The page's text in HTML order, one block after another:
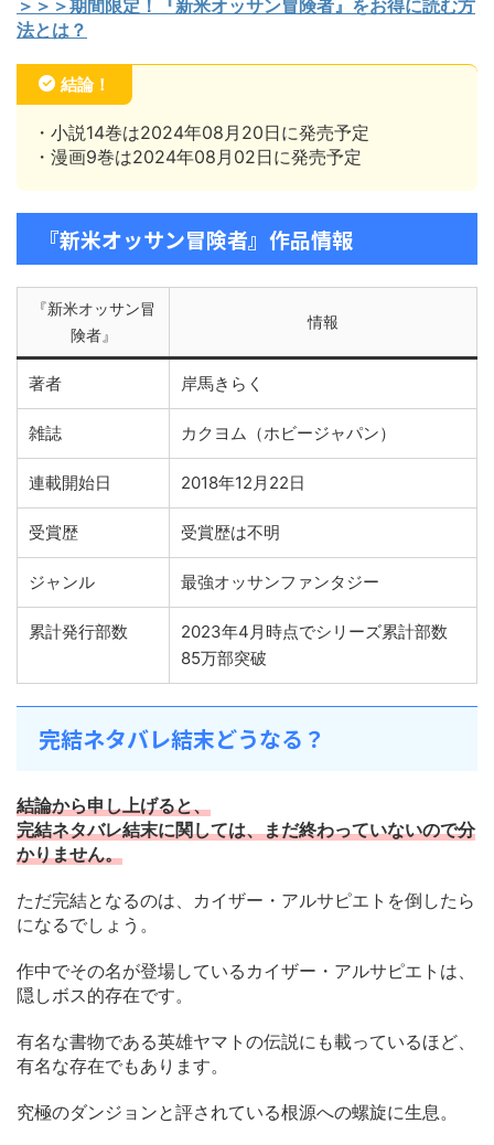
＞＞＞期間限定！『新米オッサン冒険者』をお得に読む方
法とは？
結論！
・小説14巻は2024年08月20日に発売予定
・漫画9巻は2024年08月02日に発売予定
『新米オッサン冒険者』作品情報
『新米オッサン冒
険者』
情報
著者 岸馬きらく
雑誌 カクヨム（ホビージャパン）
連載開始日 2018年12月22日
受賞歴 受賞歴は不明
ジャンル 最強オッサンファンタジー
累計発行部数
2023年4月時点でシリーズ累計部数
85万部突破
完結ネタバレ結末どうなる？
結論から申し上げると、
完結ネタバレ結末に関しては、まだ終わっていないので分
かりません。
ただ完結となるのは、カイザー・アルサピエトを倒したら
になるでしょう。
作中でその名が登場しているカイザー・アルサピエトは、
隠しボス的存在です。
有名な書物である英雄ヤマトの伝説にも載っているほど、
有名な存在でもあります。
究極のダンジョンと評されている根源への螺旋に生息。